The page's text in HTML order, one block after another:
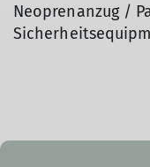
Neoprenanzug /